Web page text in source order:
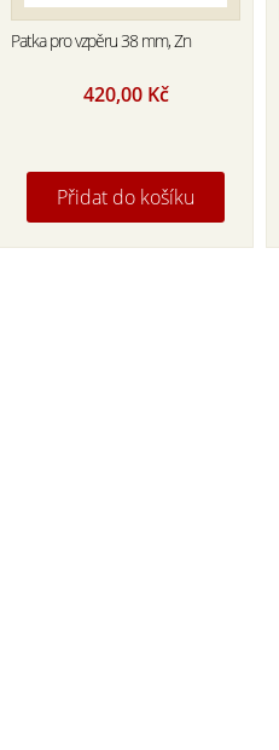
Patka pro vzpěru 38 mm, Zn
420,00 Kč
Přidat do košíku